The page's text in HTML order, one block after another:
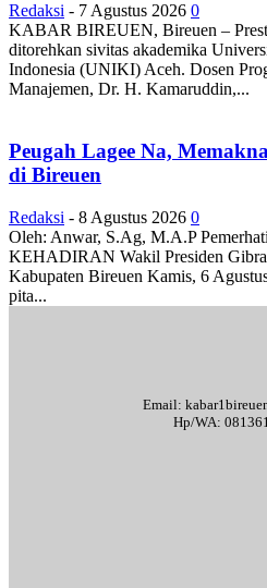
Redaksi - 7 Agustus 2026 0
KABAR BIREUEN, Bireuen –
ditorehkan sivitas akademika
Indonesia (UNIKI) Aceh. Dosen
Manajemen, Dr. H. Kamaruddin,...
Peugah Lagee Na,
di Bireuen
Redaksi - 8 Agustus 2026 0
Oleh: Anwar, S.Ag, M.A.P
KEHADIRAN Wakil Presiden
Kabupaten Bireuen Kamis, 6
pita...
Email:
Hp/WA: